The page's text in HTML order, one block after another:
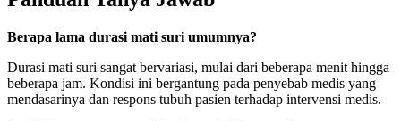
Berapa lama durasi mati suri umumnya?
Durasi mati suri sangat bervariasi, mulai dari beberapa menit hingga
beberapa jam. Kondisi ini bergantung pada penyebab medis yang
mendasarinya dan respons tubuh pasien terhadap intervensi medis.